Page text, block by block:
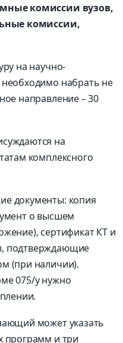
комиссии вузов,
комиссии,
на научно-
необходимо набрать не
направление – 30
на
комплексного
документы: копия
о высшем
сертификат КТ и
подтверждающие
(при наличии).
075/у нужно
может указать
программ и три